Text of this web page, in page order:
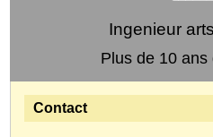
Ingenieur
Plus de 10 ans
Contact